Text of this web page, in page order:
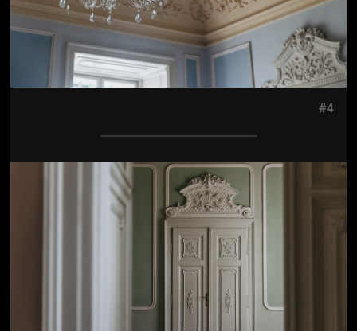
#4
Jön még kép!